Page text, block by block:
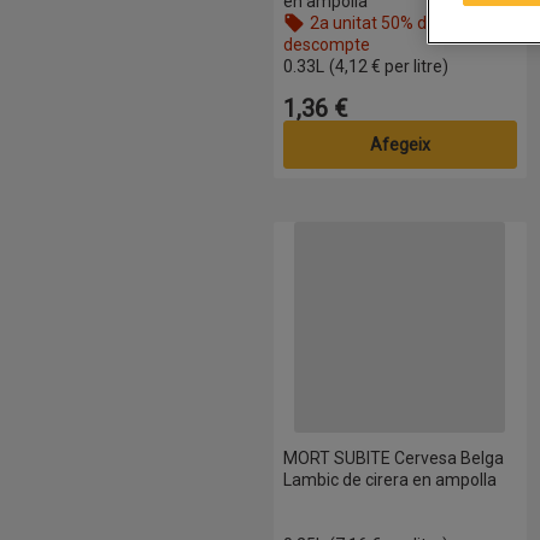
2a unitat 50% de
descompte
Nom de l’oferta: 2a unitat 50%
0.33L (4,12 € per litre)
Preu
1,36 €
Afegeix
MORT SUBITE Cervesa Belga
Lambic de cirera en ampolla